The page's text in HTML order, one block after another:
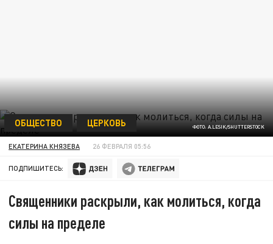
ФОТО: A.LESIK/SHUTTERSTOCK
ОБЩЕСТВО ЦЕРКОВЬ
ЕКАТЕРИНА КНЯЗЕВА 26 ФЕВРАЛЯ 05:56
ПОДПИШИТЕСЬ:
Священники раскрыли, как молиться, когда
силы на пределе